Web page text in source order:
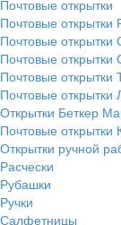
Почтовые открытки
Почтовые открытки
Почтовые
Почтовые открытки
Почтовые открытки
Почтовые
Открытки Беткер
Почтовые
Открытки ручной
Расчески
Рубашки
Ручки
Салфетницы